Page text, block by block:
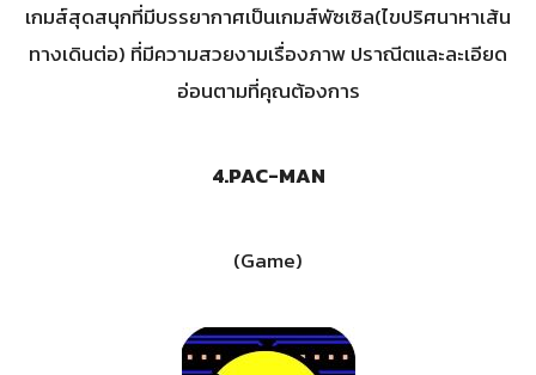
เกมส์สุดสนุกที่มีบรรยากาศเป็นเกมส์พัซเซิล(ไขปริศนาหาเส้น
ทางเดินต่อ) ที่มีความสวยงามเรื่องภาพ ปราณีตและละเอียด
อ่อนตามที่คุณต้องการ
4.PAC-MAN
(Game)